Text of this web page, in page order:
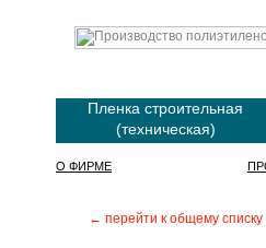
Пленка строительная
(техническая)
О ФИРМЕ
← перейти к общему списку